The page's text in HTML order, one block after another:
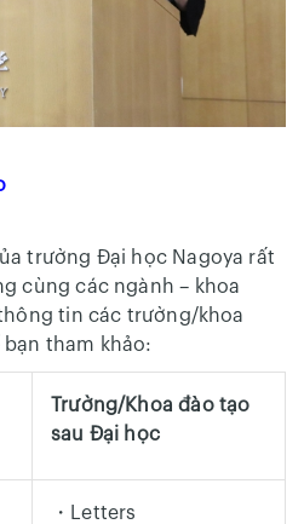
trường Đại học Nagoya rất
cùng các ngành – khoa
tin các trường/khoa
tham khảo:
Trường/Khoa đào tạo
sau Đại học
・Letters